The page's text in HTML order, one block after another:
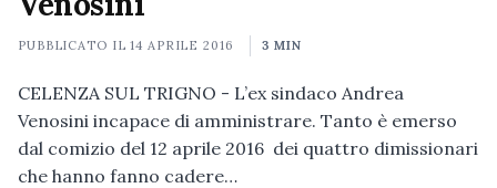
PUBBLICATO IL14 APRILE 2016 3 MIN
CELENZA SUL TRIGNO - L’ex sindaco Andrea
Venosini incapace di amministrare. Tanto è emerso
dal comizio del 12 aprile 2016 dei quattro dimissionari
che hanno fanno cadere…